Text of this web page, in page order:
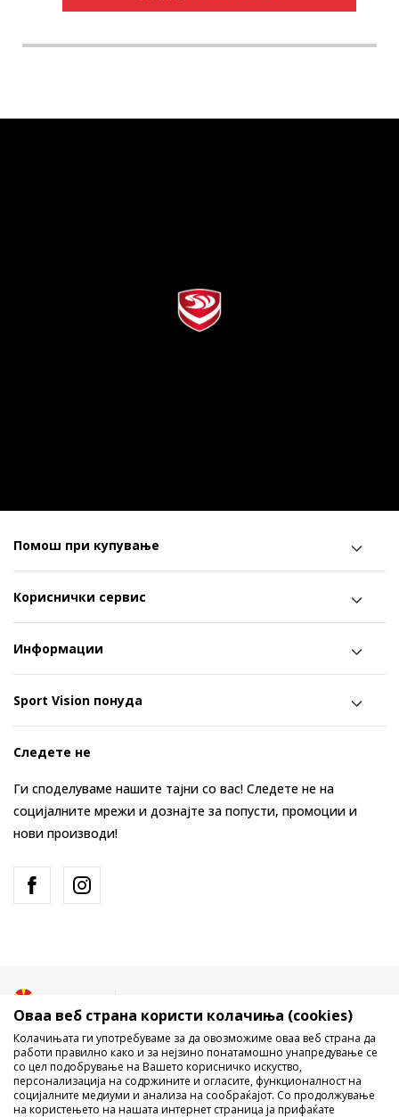
Помош при купување
Кориснички сервис
Информации
Sport Vision понуда
Следете не
Ги споделуваме нашите тајни со вас! Следете не на
социјалните мрежи и дознајте за попусти, промоции и
нови производи!
Оваа веб страна користи колачиња (cookies)
Колачињата ги употребуваме за да овозможиме оваа веб страна да
работи правилно како и за нејзино понатамошно унапредување се
со цел подобрување на Вашето корисничко искуство,
персонализација на содржините и огласите, функционалност на
социјалните медиуми и анализа на сообраќајот. Со продолжување
на користењето на нашата интернет страница ја прифаќате